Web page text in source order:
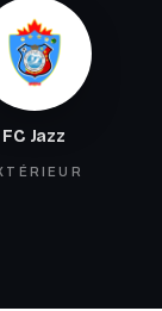
FC Jazz